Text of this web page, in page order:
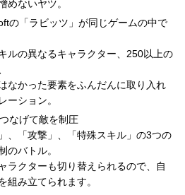
めないヤツ。
の「ラビッツ」が同じゲームの中で
ルの異なるキャラクター、250以上の
なかった要素をふんだんに取り入れ
ーション。
なげて敵を制圧
、「攻撃」、「特殊スキル」の3つの
のバトル。
ラクターも切り替えられるので、自
組み立てられます。